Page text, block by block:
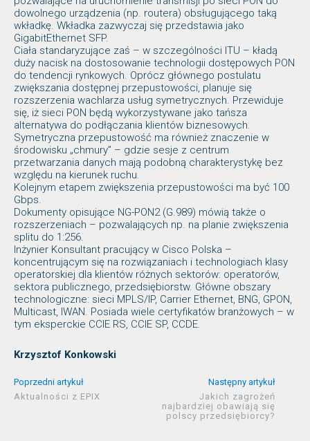
dowolnego urządzenia (np. routera) obsługującego taką
wkładkę. Wkładka zazwyczaj się przedstawia jako
GigabitEthernet SFP.
Ciała standaryzujące zaś – w szczególności ITU – kładą
duży nacisk na dostosowanie technologii dostępowych PON
do tendencji rynkowych. Oprócz głównego postulatu
zwiększania dostępnej przepustowości, planuje się
rozszerzenia wachlarza usług symetrycznych. Przewiduje
się, iż sieci PON będą wykorzystywane jako tańsza
alternatywa do podłączania klientów biznesowych.
Symetryczna przepustowość ma również znaczenie w
środowisku „chmury” – gdzie sesje z centrum
przetwarzania danych mają podobną charakterystykę bez
względu na kierunek ruchu.
Kolejnym etapem zwiększenia przepustowości ma być 100
Gbps.
Dokumenty opisujące NG-PON2 (G.989) mówią także o
rozszerzeniach – pozwalających np. na planie zwiększenia
splitu do 1:256.
Inżynier Konsultant pracujący w Cisco Polska –
koncentrującym się na rozwiązaniach i technologiach klasy
operatorskiej dla klientów różnych sektorów: operatorów,
sektora publicznego, przedsiębiorstw. Główne obszary
technologiczne: sieci MPLS/IP, Carrier Ethernet, BNG, GPON,
Multicast, IWAN. Posiada wiele certyfikatów branżowych – w
tym eksperckie CCIE RS, CCIE SP, CCDE.
Krzysztof Konkowski
Poprzedni artykuł
Aktualności z EPIX
Następny artykuł
Jakich zagrożeń
najbardziej obawiają się
polscy przedsiębiorcy?